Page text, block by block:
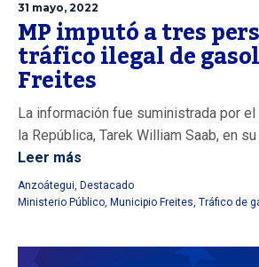
31 mayo, 2022
MP imputó a tres
tráfico ilegal de
Freites
La información fue suministrada por
la República, Tarek William Saab, en
Leer más
Anzoátegui, Destacado
Ministerio Público, Municipio Freites, Tráfico de